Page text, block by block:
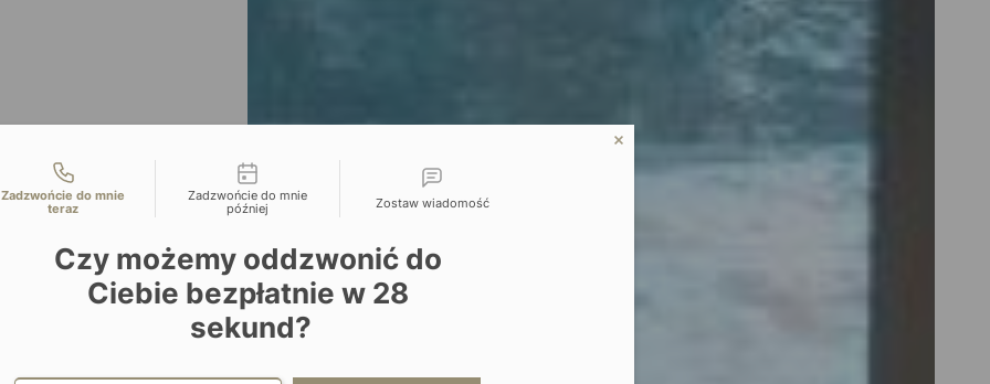
kontaktu
Zadzwońcie do mnie
teraz
Zadzwońcie do mnie
później
Zostaw wiadomość
Czy możemy oddzwonić do
Ciebie bezpłatnie w 28
sekund?